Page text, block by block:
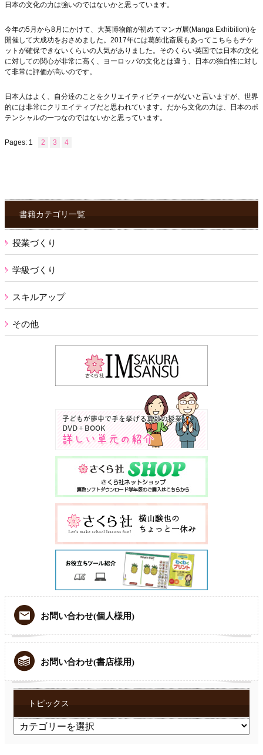
日本の文化の力は強いのではないかと思っています。
今年の5月から8月にかけて、大英博物館が初めてマンガ展(Manga Exhibition)を
開催して大成功をおさめました。2017年には葛飾北斎展もあってこちらもチケ
ットが確保できないくらいの人気がありました。そのくらい英国では日本の文化
に対しての関心が非常に高く、ヨーロッパの文化とは違う、日本の独自性に対し
て非常に評価が高いのです。
日本人はよく、自分達のことをクリエイティビティーがないと言いますが、世界
的には非常にクリエイティブだと思われています。だから文化の力は、日本のポ
テンシャルの一つなのではないかと思っています。
Pages: 1 2 3 4
書籍カテゴリ一覧
授業づくり
学級づくり
スキルアップ
その他
お問い合わせ(個人様用)
お問い合わせ(書店様用)
トピックス